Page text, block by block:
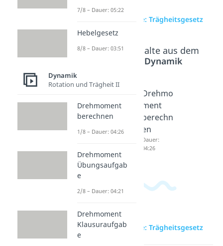
zur Videoseite: Trägheitsgesetz
Beliebte Inhalte aus dem
Dynamik
trägheit
smome
nt
setz
Dauer:
Drehmo
ment
berechn
en
Dauer:
04:26
zur Videoseite: Trägheitsgesetz
7/8 – Dauer: 05:22
Hebelgesetz
8/8 – Dauer: 03:51
Dynamik
Rotation und Trägheit II
Drehmoment
berechnen
1/8 – Dauer: 04:26
Drehmoment
Übungsaufgab
e
2/8 – Dauer: 04:21
Drehmoment
Klausuraufgab
e